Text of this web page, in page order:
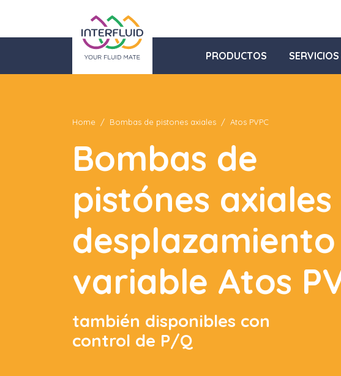
PRODUCTOS SERVICIOS
Home Bombas de pistones axiales Atos PVPC
Bombas de
pistónes axiales
desplazamiento
variable Atos
también disponibles con
control de P/Q